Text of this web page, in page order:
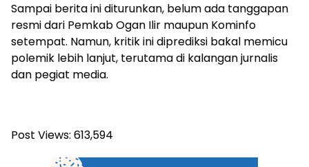
Sampai berita ini diturunkan, belum ada tanggapan
resmi dari Pemkab Ogan Ilir maupun Kominfo
setempat. Namun, kritik ini diprediksi bakal memicu
polemik lebih lanjut, terutama di kalangan jurnalis
dan pegiat media.
Post Views: 613,594